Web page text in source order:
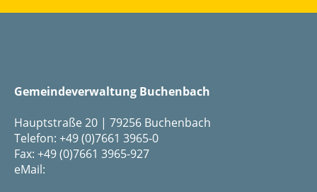
Gemeindeverwaltung Buchenbach
Hauptstraße 20 | 79256 Buchenbach
Telefon: +49 (0)7661 3965-0
Fax: +49 (0)7661 3965-927
eMail: